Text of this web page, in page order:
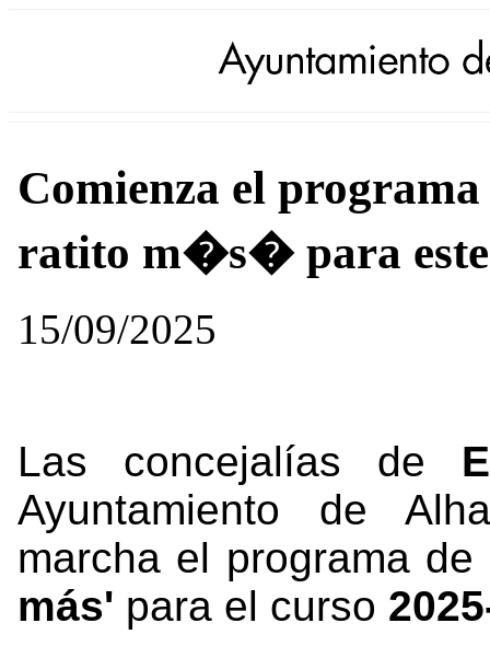
Comienza el
ratito m�s� para este
15/09/2025
Las concejalías de
Ayuntamiento de
marcha el programa
más' para el curso